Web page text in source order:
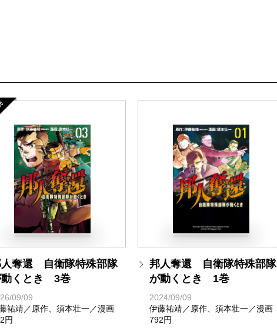
奪還 自衛隊特殊部隊
動くとき 3巻
09/09
祐靖／原作、須本壮一／漫画
円
邦人奪還 自衛隊特殊部隊
が動くとき 1巻
2024/09/09
伊藤祐靖／原作、須本壮一／漫画
792円